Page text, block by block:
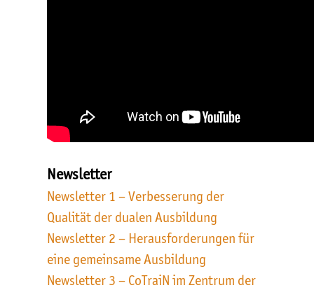
Newsletter
Newsletter 1 – Verbesserung der
Qualität der dualen Ausbildung
Newsletter 2 – Herausforderungen für
eine gemeinsame Ausbildung
Newsletter 3 – CoTraiN im Zentrum der